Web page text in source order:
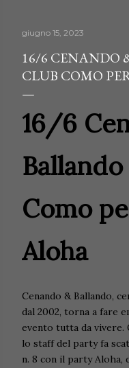
giugno 15, 2023
16/6 CENANDO
CLUB COMO
16/6
Ballando
Como
Aloha
Cenando & Ballando,
dal 2002, torna a fare
evento tutta da vivere.
lo staff del party fa
n. 8 con il party Aloha,